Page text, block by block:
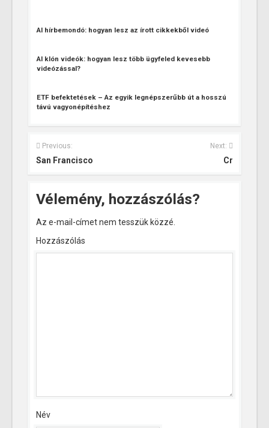
AI hírbemondó: hogyan lesz az írott cikkekből videó
AI klón videók: hogyan lesz több ügyfeled kevesebb
videózással?
ETF befektetések – Az egyik legnépszerűbb út a hosszú
távú vagyonépítéshez
Previous:
San Francisco
Next:
Cr
Vélemény, hozzászólás?
Az e-mail-címet nem tesszük közzé.
Hozzászólás
Név